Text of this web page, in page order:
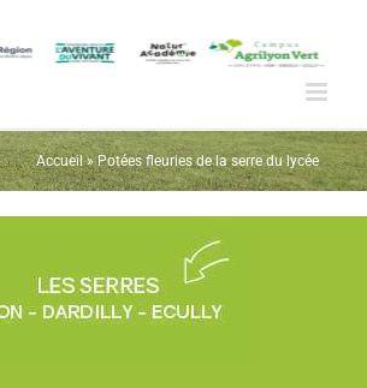
Accueil»Potées fleuries de la serre du lycée